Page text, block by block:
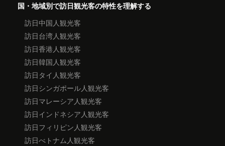
国・地域別で訪日観光客の特性を理解する
訪日中国人観光客
訪日台湾人観光客
訪日香港人観光客
訪日韓国人観光客
訪日タイ人観光客
訪日シンガポール人観光客
訪日マレーシア人観光客
訪日インドネシア人観光客
訪日フィリピン人観光客
訪日べトナム人観光客